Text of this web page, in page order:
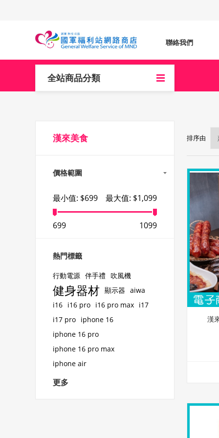
聯絡我們
全站商品分類
排序由
漢
漢來美食
價格範圍
最小值: $699 最大值: $1,099
699 1099
熱門標籤
行動電源 伴手禮 吹風機
健身器材 顯示器 aiwa
i16 i16 pro i16 pro max i17
i17 pro iphone 16
iphone 16 pro
iphone 16 pro max
iphone air
更多